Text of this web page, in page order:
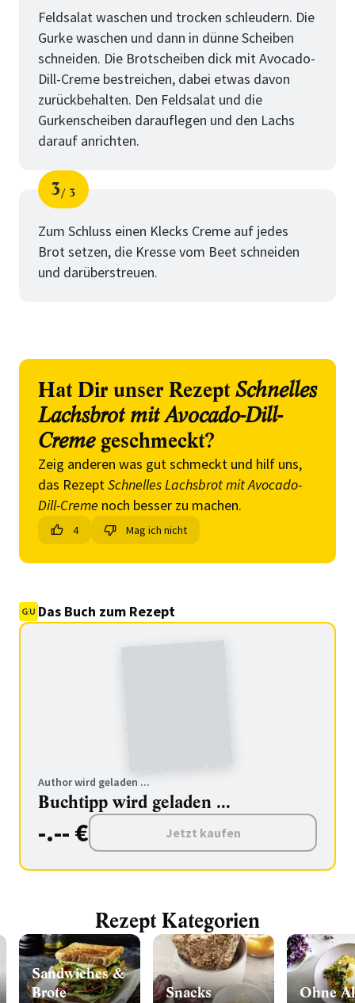
Feldsalat waschen und trocken schleudern. Die
Gurke waschen und dann in dünne Scheiben
schneiden. Die Brotscheiben dick mit Avocado-
Dill-Creme bestreichen, dabei etwas davon
zurückbehalten. Den Feldsalat und die
Gurkenscheiben darauflegen und den Lachs
darauf anrichten.
Schritt
3
von
3
Zum Schluss einen Klecks Creme auf jedes
Brot setzen, die Kresse vom Beet schneiden
und darüberstreuen.
Hat Dir unser Rezept Schnelles
Lachsbrot mit Avocado-Dill-
Cremegeschmeckt?
Zeig anderen was gut schmeckt und hilf uns,
das RezeptSchnelles Lachsbrot mit Avocado-
Dill-Creme noch besser zu machen.
4 Mag ich nicht
Das Buch zum Rezept
Author wird geladen ...
Buchtipp wird geladen ...
-.-- € Jetzt kaufen
Rezept Kategorien
Sandwiches &
Brote
Snacks Ohne